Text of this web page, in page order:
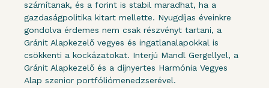
számítanak, és a forint is stabil maradhat, ha a
gazdaságpolitika kitart mellette. Nyugdíjas éveinkre
gondolva érdemes nem csak részvényt tartani, a
Gránit Alapkezelő vegyes és ingatlanalapokkal is
csökkenti a kockázatokat. Interjú Mandl Gergellyel, a
Gránit Alapkezelő és a díjnyertes Harmónia Vegyes
Alap szenior portfóliómenedzserével.